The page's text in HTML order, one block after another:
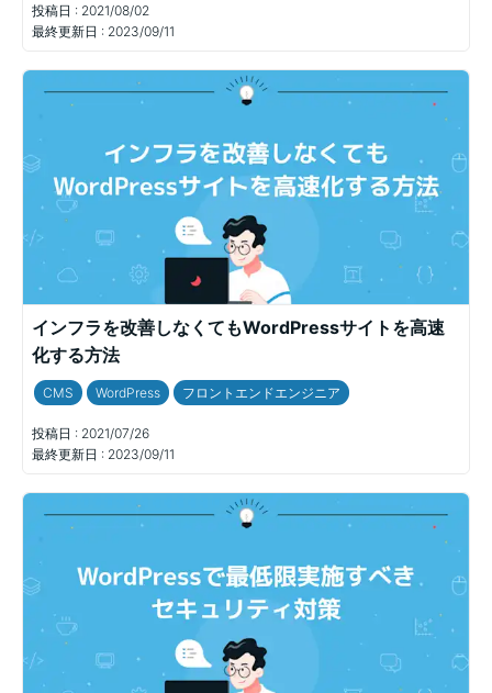
投稿日 : 2021/08/02
最終更新日 : 2023/09/11
インフラを改善しなくてもWordPressサイトを高速
化する方法
CMS WordPress フロントエンドエンジニア
投稿日 : 2021/07/26
最終更新日 : 2023/09/11